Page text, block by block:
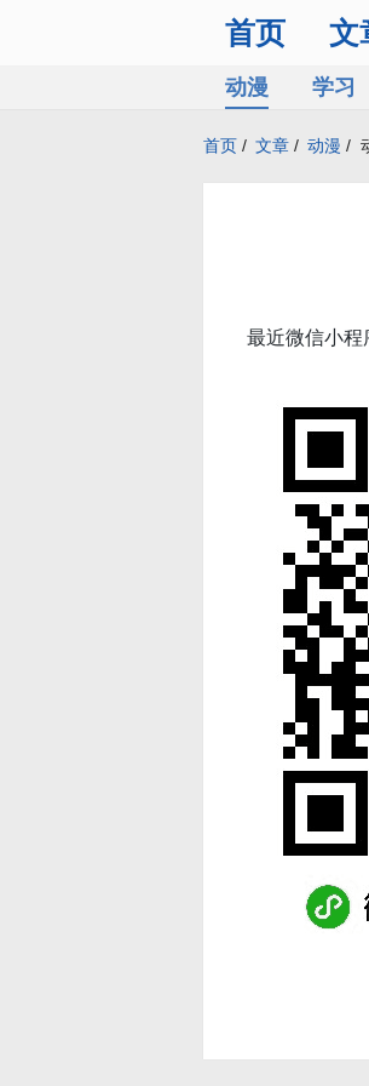
首页 文
动漫 学习
首页 / 文章 / 动漫 /
最近微信小程